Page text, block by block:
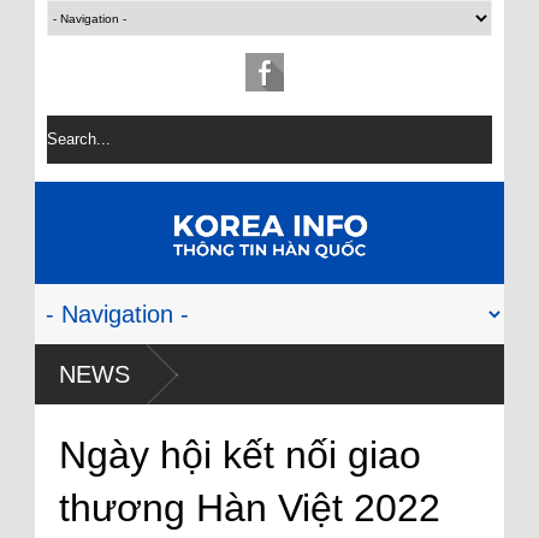
NEWS
Ngày hội kết nối giao
thương Hàn Việt 2022